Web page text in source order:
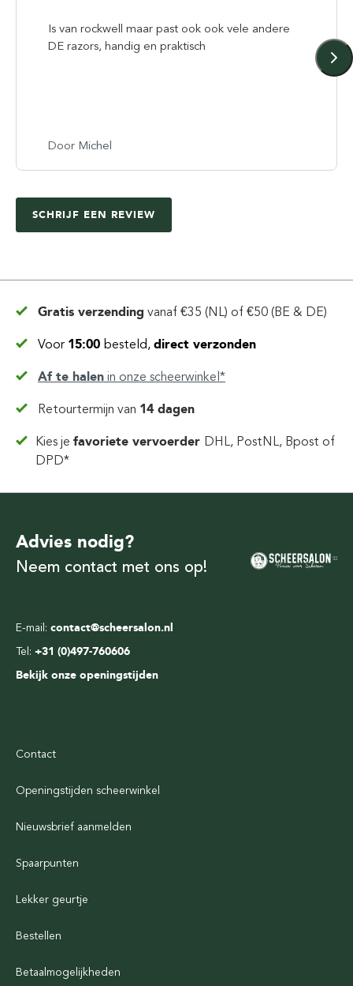
Is van rockwell maar past ook ook vele andere
DE razors, handig en praktisch
Door Michel
SCHRIJF EEN REVIEW
Gratis verzending vanaf €35 (NL) of €50 (BE & DE)
Voor 15:00 besteld, direct verzonden
Af te halen in onze scheerwinkel*
Retourtermijn van 14 dagen
Kies jefavoriete vervoerder DHL, PostNL, Bpost of
DPD*
E-mail: contact@scheersalon.nl
Tel: +31 (0)497-760606
Bekijk onze openingstijden
Advies nodig?
Neem contact met ons op!
Contact
Openingstijden scheerwinkel
Nieuwsbrief aanmelden
Spaarpunten
Lekker geurtje
Bestellen
Betaalmogelijkheden